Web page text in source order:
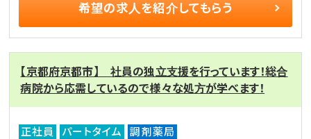
希望の求人を紹介してもらう
【京都府京都市】 社員の独立支援を行っています！総合
病院から応需しているので様々な処方が学べます！
正社員 パートタイム 調剤薬局